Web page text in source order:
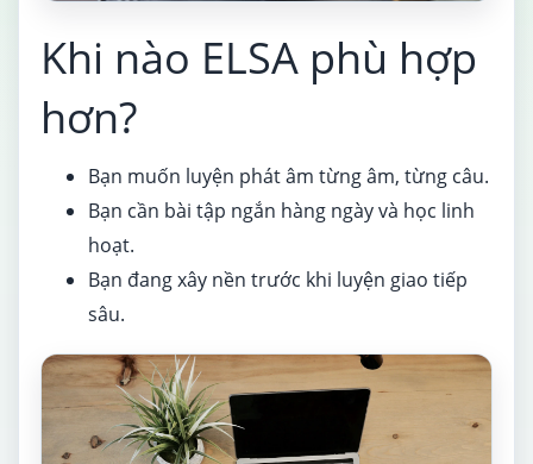
Khi nào ELSA phù hợp
hơn?
Bạn muốn luyện phát âm từng âm, từng câu.
Bạn cần bài tập ngắn hàng ngày và học linh
hoạt.
Bạn đang xây nền trước khi luyện giao tiếp
sâu.